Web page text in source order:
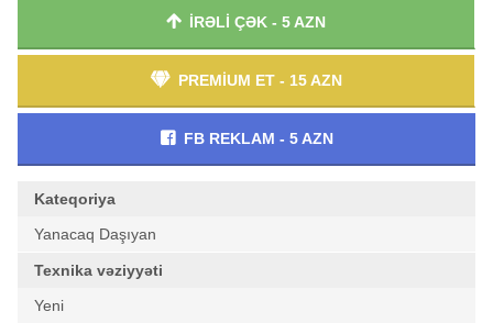
İRƏLİ ÇƏK - 5 AZN
PREMİUM ET - 15 AZN
FB REKLAM - 5 AZN
Kateqoriya
Yanacaq Daşıyan
Texnika vəziyyəti
Yeni